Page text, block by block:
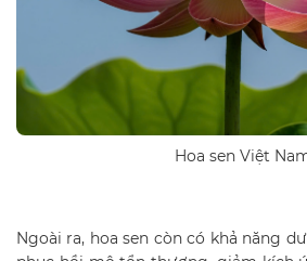
Hoa sen Việt
Ngoài ra, hoa sen còn có khả năng